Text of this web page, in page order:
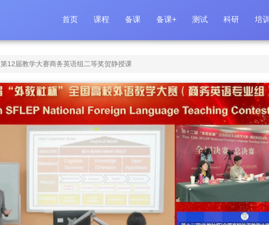
首页 课程 备课 备课+ 测试 科研 培训
第12届教学大赛商务英语组二等奖贺静授课